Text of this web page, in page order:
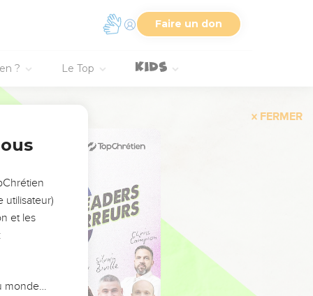
Faire un don
? Le Top
FERMER
utilisateur)
et les
monde…